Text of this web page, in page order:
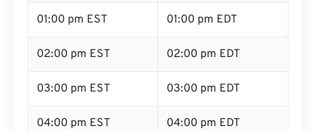
01:00 pm EST 01:00 pm EDT
02:00 pm EST 02:00 pm EDT
03:00 pm EST 03:00 pm EDT
04:00 pm EST 04:00 pm EDT